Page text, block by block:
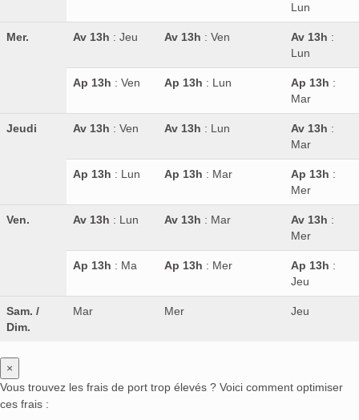
Lun
Mer. Av 13h : Jeu Av 13h : Ven Av 13h :
Lun
Ap 13h : Ven Ap 13h : Lun Ap 13h :
Mar
Jeudi Av 13h : Ven Av 13h : Lun Av 13h :
Mar
Ap 13h : Lun Ap 13h : Mar Ap 13h :
Mer
Ven. Av 13h : Lun Av 13h : Mar Av 13h :
Mer
Ap 13h : Ma Ap 13h : Mer Ap 13h :
Jeu
Sam. /
Dim.
Mar Mer Jeu
×
Vous trouvez les frais de port trop élevés ? Voici comment optimiser
ces frais :